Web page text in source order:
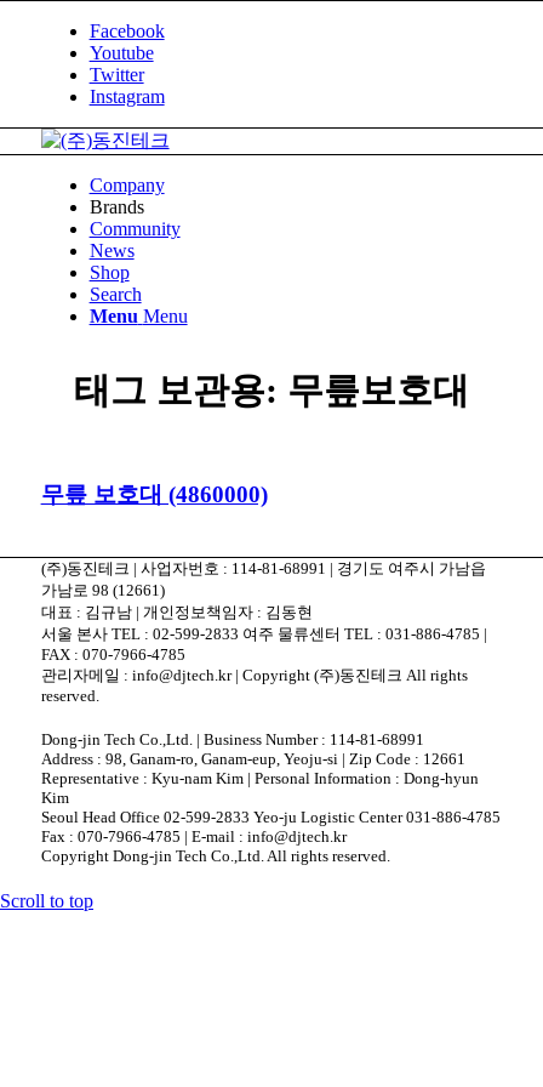
Facebook
Youtube
Twitter
Instagram
Company
Brands
Community
News
Shop
Search
Menu Menu
태그 보관용: 무릎보호대
무릎 보호대 (4860000)
(주)동진테크 | 사업자번호 : 114-81-68991 | 경기도 여주시 가남읍
가남로 98 (12661)
대표 : 김규남 | 개인정보책임자 : 김동현
서울 본사 TEL : 02-599-2833 여주 물류센터 TEL : 031-886-4785 |
FAX : 070-7966-4785
관리자메일 : info@djtech.kr | Copyright (주)동진테크 All rights
reserved.
Dong-jin Tech Co.,Ltd. | Business Number : 114-81-68991
Address : 98, Ganam-ro, Ganam-eup, Yeoju-si | Zip Code : 12661
Representative : Kyu-nam Kim | Personal Information : Dong-hyun
Kim
Seoul Head Office 02-599-2833 Yeo-ju Logistic Center 031-886-4785
Fax : 070-7966-4785 | E-mail : info@djtech.kr
Copyright Dong-jin Tech Co.,Ltd. All rights reserved.
Scroll to top